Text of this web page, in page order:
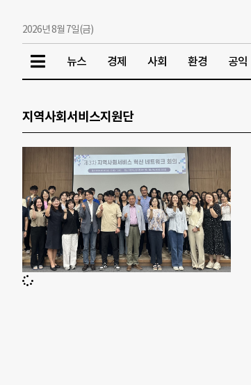
2026년 8월 7일(금)
뉴스 경제 사회 환경 공익
지역사회서비스지원단